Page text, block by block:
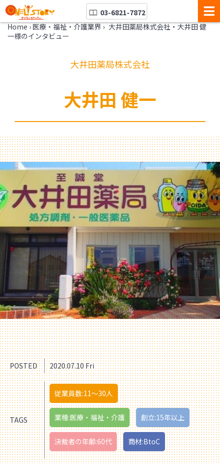
03-6821-7872
Home › 医療・福祉・介護業界 › 大井田薬局株式会社・大井田 健
一様のインタビュー
大井田薬局株式会社
大井田 健一
POSTED 2020.07.10 Fri
TAGS
従業員数:11〜30人
業種:医療・福祉・介護 創立:15年以上
決裁者の年齢:60代 商材:BtoC